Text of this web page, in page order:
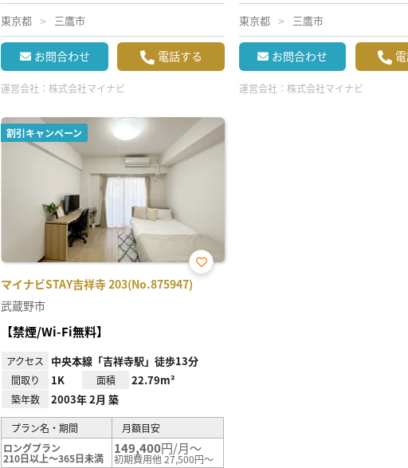
東京都 三鷹市
お問合わせ 電話する
運営会社：株式会社マイナビ
東京都 三鷹市
お問合わせ
運営会社： 株式会社マイナビ
割引キャンペーン
マイナビSTAY吉祥寺 203(No.875947)お気
に入
武蔵野市
【禁煙/Wi-Fi無料】
アクセス 中央本線「吉祥寺駅」徒歩13分
間取り 1K 面積 22.79m²
築年数 2003年 2月 築
プラン名・期間
月額目安
ロングプラン
210日以上～365日未満
149,400円/月～
初期費用他 27,500円～